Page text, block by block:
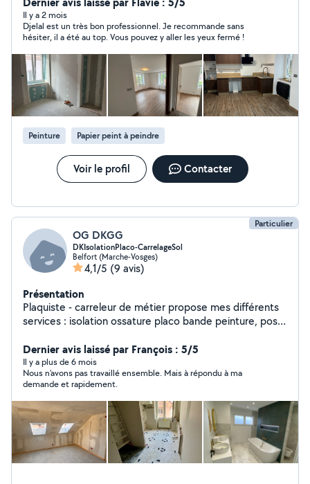
Il y a 2 mois
Djelal est un très bon professionnel. Je recommande sans
hésiter, il a été au top. Vous pouvez y aller les yeux fermé !
Peinture Papier peint à peindre
Voir le profil Contacter
Particulier
OG DKGG
DKIsolationPlaco-CarrelageSol
Belfort (Marche-Vosges)
4,1/5 (9 avis)
Présentation
Plaquiste - carreleur de métier propose mes différents
services : isolation ossature placo bande peinture, pose
Dernier avis laissé par François : 5/5
Il y a plus de 6 mois
Nous n'avons pas travaillé ensemble. Mais à répondu à ma
demande et rapidement.